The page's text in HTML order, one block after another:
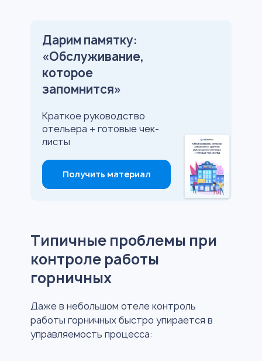
Дарим памятку:
«Обслуживание,
которое
запомнится»
Краткое руководство
отельера + готовые чек-
листы
Получить материал
Типичные проблемы при
контроле работы
горничных
Даже в небольшом отеле контроль
работы горничных быстро упирается в
управляемость процесса: